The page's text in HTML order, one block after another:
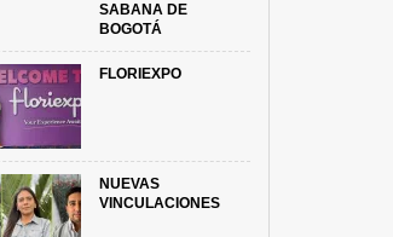
SABANA DE
BOGOTÁ
FLORIEXPO
NUEVAS
VINCULACIONES